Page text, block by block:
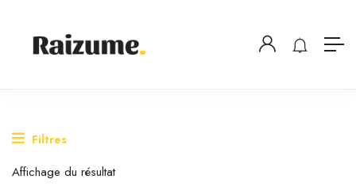
Filtres
Affichage du résultat